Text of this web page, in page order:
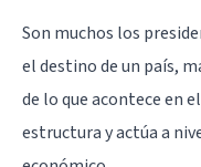
Son muchos los
el destino de un país,
de lo que acontece en
estructura y actúa a